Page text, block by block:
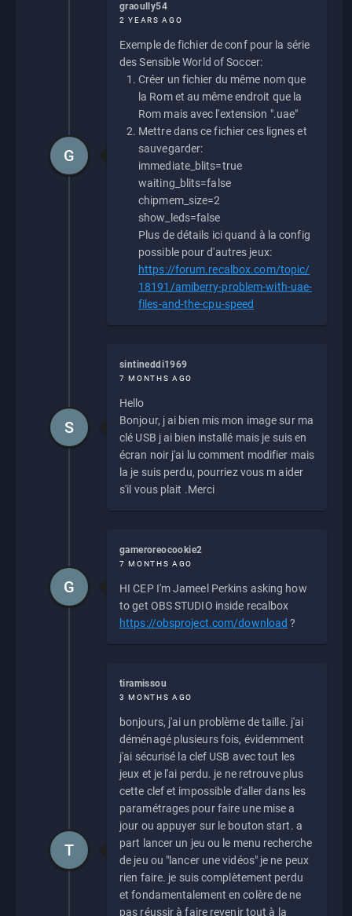
graoully54
2 YEARS AGO
Exemple de fichier de conf pour la série
des Sensible World of Soccer:
Créer un fichier du même nom que
la Rom et au même endroit que la
Rom mais avec l'extension ".uae"
Mettre dans ce fichier ces lignes et
sauvegarder:
immediate_blits=true
waiting_blits=false
chipmem_size=2
show_leds=false
Plus de détails ici quand à la config
possible pour d'autres jeux:
https://forum.recalbox.com/topic/
18191/amiberry-problem-with-uae-
files-and-the-cpu-speed
G
sintineddi1969
7 MONTHS AGO
Hello
Bonjour, j ai bien mis mon image sur ma
clé USB j ai bien installé mais je suis en
écran noir j'ai lu comment modifier mais
la je suis perdu, pourriez vous m aider
s'il vous plait .Merci
S
gameroreocookie2
7 MONTHS AGO
HI CEP I'm Jameel Perkins asking how
to get OBS STUDIO inside recalbox
https://obsproject.com/download ?
G
tiramissou
3 MONTHS AGO
bonjours, j'ai un problème de taille. j'ai
déménagé plusieurs fois, évidemment
j'ai sécurisé la clef USB avec tout les
jeux et je l'ai perdu. je ne retrouve plus
cette clef et impossible d'aller dans les
paramétrages pour faire une mise a
jour ou appuyer sur le bouton start. a
part lancer un jeu ou le menu recherche
de jeu ou "lancer une vidéos" je ne peux
rien faire. je suis complètement perdu
et fondamentalement en colère de ne
pas réussir à faire revenir tout à la
T